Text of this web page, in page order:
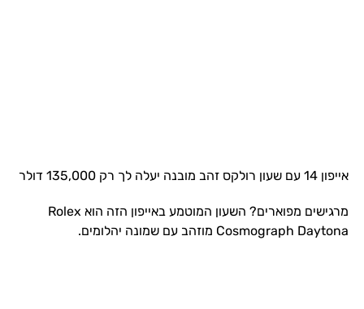
אייפון 14 עם שעון רולקס זהב מובנה יעלה לך רק 135,000 דולר
מרגישים מפוארים? השעון המוטמע באייפון הזה הוא Rolex
Cosmograph Daytona מוזהב עם שמונה יהלומים.